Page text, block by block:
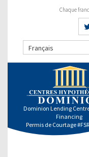
Chaque
Français
Dominion Lending
Financing
Permis de Courtage